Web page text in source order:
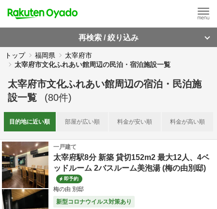
再検索 / 絞り込み
トップ 福岡県
太宰府市
太宰府市文化ふれあい館周辺の民泊・宿泊施設一覧
太宰府市文化ふれあい館周辺の宿泊・民泊施
設一覧
(80件)
目的地に近い順 部屋が広い順 料金が安い順 料金が高い順
一戸建て
太宰府駅8分 新築 貸切152m2 最大12人、4ベ
ッドルーム 2バスルーム美泡湯 (梅の由別邸)
即予約
梅の由 別邸
新型コロナウイルス対策あり